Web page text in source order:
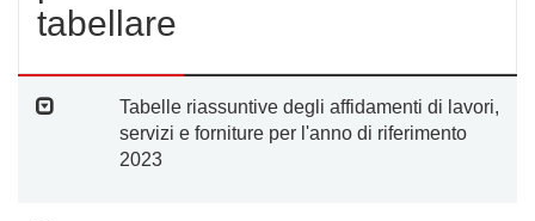
tabellare
Tabelle riassuntive degli affidamenti di lavori,
servizi e forniture per l'anno di riferimento
2023